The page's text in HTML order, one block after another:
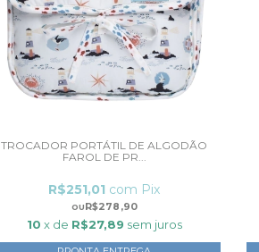
TROCADOR PORTÁTIL DE ALGODÃO
FAROL DE PR...
R$278,90
R$251,01 com Pix
10 x de R$27,89 sem juros